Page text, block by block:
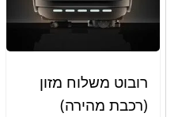
רובוט משלוח מזון
(רכבת מהירה)